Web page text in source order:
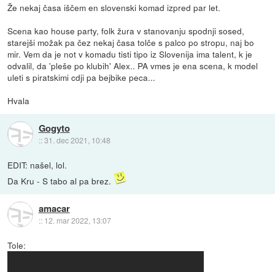
Že nekaj časa iščem en slovenski komad izpred par let.
Scena kao house party, folk žura v stanovanju spodnji sosed,
starejši možak pa čez nekaj časa tolče s palco po stropu, naj bo
mir. Vem da je not v komadu tisti tipo iz Slovenija ima talent, k je
odvalil, da 'pleše po klubih' Alex.. PA vmes je ena scena, k model
uleti s piratskimi cdji pa bejbike peca...
Hvala
Gogyto
::31. dec 2021, 10:48
EDIT: našel, lol.
Da Kru - S tabo al pa brez.
amacar
:: 12. mar 2022, 13:07
Tole: